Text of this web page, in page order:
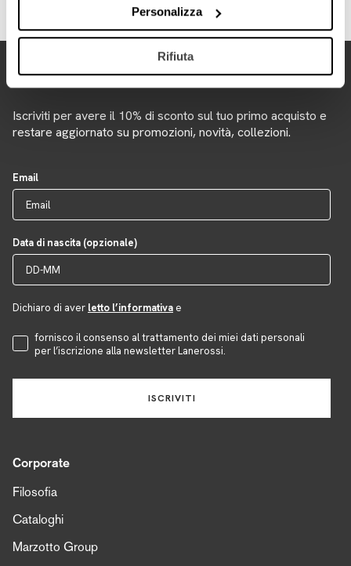
Personalizza
Rifiuta
Newsletter
Iscriviti per avere il 10% di sconto sul tuo primo acquisto e
restare aggiornato su promozioni, novità, collezioni.
Email
Data di nascita (opzionale)
Dichiaro di aver letto l’informativa e
Accettazione Privacy
fornisco il consenso al trattamento dei miei dati personali
per l’iscrizione alla newsletter Lanerossi.
ISCRIVITI
Corporate
Filosofia
Cataloghi
Marzotto Group